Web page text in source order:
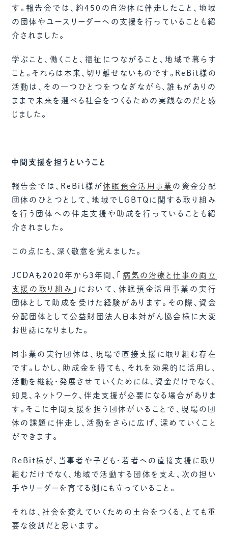
す。報告会では、約450の自治体に伴走したこと、地域
の団体やユースリーダーへの支援を行っていることも紹
介されました。
学ぶこと、働くこと、福祉につながること、地域で暮らす
こと。それらは本来、切り離せないものです。ReBit様の
活動は、その一つひとつをつなぎながら、誰もがありの
ままで未来を選べる社会をつくるための実践なのだと感
じました。
中間支援を担うということ
報告会では、ReBit様が休眠預金活用事業 の資金分配
団体のひとつとして、地域でLGBTQに関する取り組み
を行う団体への伴走支援や助成を行っていることも紹
介されました。
この点にも、深く敬意を覚えました。
JCDAも2020年から3年間、「 病気の治療と仕事の両立
支援の取り組み 」において、休眠預金活用事業の実行
団体として助成を受けた経験があります。その際、資金
分配団体として公益財団法人日本対がん協会様に大変
お世話になりました。
同事業の実行団体は、現場で直接支援に取り組む存在
です。しかし、助成金を得ても、それを効果的に活用し、
活動を継続・発展させていくためには、資金だけでなく、
知見、ネットワーク、伴走支援が必要になる場合がありま
す。そこに中間支援を担う団体がいることで、現場の団
体の課題に伴走し、活動をさらに広げ、深めていくこと
ができます。
ReBit様が、当事者や子ども・若者への直接支援に取り
組むだけでなく、地域で活動する団体を支え、次の担い
手やリーダーを育てる側にも立っていること。
それは、社会を変えていくための土台をつくる、とても重
要な役割だと思います。